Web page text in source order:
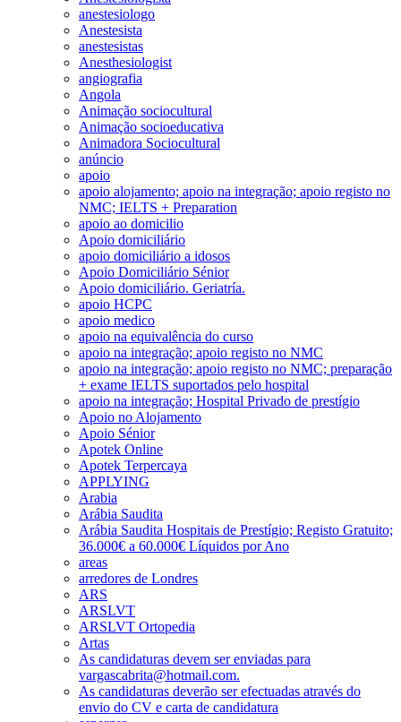
anestesiologo
Anestesista
anestesistas
Anesthesiologist
angiografia
Angola
Animação sociocultural
Animação socioeducativa
Animadora Sociocultural
anúncio
apoio
apoio alojamento; apoio na integração; apoio registo no
NMC; IELTS + Preparation
apoio ao domicilio
Apoio domiciliário
apoio domiciliário a idosos
Apoio Domiciliário Sénior
Apoio domiciliário. Geriatría.
apoio HCPC
apoio medico
apoio na equivalência do curso
apoio na integração; apoio registo no NMC
apoio na integração; apoio registo no NMC; preparação
+ exame IELTS suportados pelo hospital
apoio na integração; Hospital Privado de prestígio
Apoio no Alojamento
Apoio Sénior
Apotek Online
Apotek Terpercaya
APPLYING
Arabia
Arábia Saudita
Arábia Saudita Hospitais de Prestígio; Registo Gratuito;
36.000€ a 60.000€ Líquidos por Ano
areas
arredores de Londres
ARS
ARSLVT
ARSLVT Ortopedia
Artas
As candidaturas devem ser enviadas para
vargascabrita@hotmail.com.
As candidaturas deverão ser efectuadas através do
envio do CV e carta de candidatura